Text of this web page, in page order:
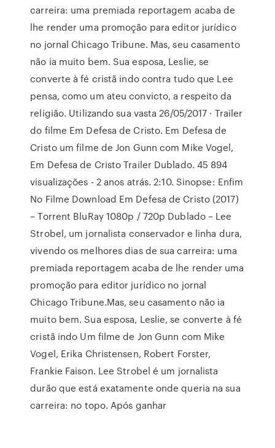
carreira: uma premiada reportagem acaba de
lhe render uma promoção para editor jurídico
no jornal Chicago Tribune. Mas, seu casamento
não ia muito bem. Sua esposa, Leslie, se
converte à fé cristã indo contra tudo que Lee
pensa, como um ateu convicto, a respeito da
religião. Utilizando sua vasta 26/05/2017 · Trailer
do filme Em Defesa de Cristo. Em Defesa de
Cristo um filme de Jon Gunn com Mike Vogel,
Em Defesa de Cristo Trailer Dublado. 45 894
visualizações - 2 anos atrás. 2:10. Sinopse: Enfim
No Filme Download Em Defesa de Cristo (2017)
– Torrent BluRay 1080p / 720p Dublado – Lee
Strobel, um jornalista conservador e linha dura,
vivendo os melhores dias de sua carreira: uma
premiada reportagem acaba de lhe render uma
promoção para editor jurídico no jornal
Chicago Tribune.Mas, seu casamento não ia
muito bem. Sua esposa, Leslie, se converte à fé
cristã indo Um filme de Jon Gunn com Mike
Vogel, Erika Christensen, Robert Forster,
Frankie Faison. Lee Strobel é um jornalista
durão que está exatamente onde queria na sua
carreira: no topo. Após ganhar